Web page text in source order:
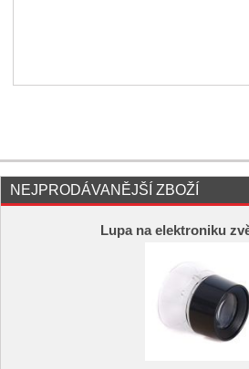
NEJPRODÁVANĚJŠÍ ZBOŽÍ
Lupa na elektroniku